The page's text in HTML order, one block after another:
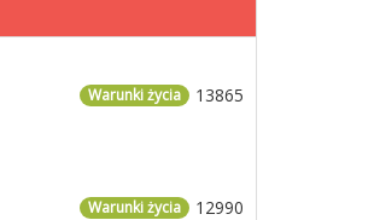
13865
Warunki życia
12990
Warunki życia